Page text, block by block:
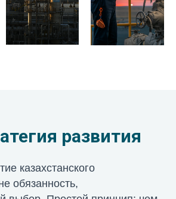
развития
казахстанского
обязанность,